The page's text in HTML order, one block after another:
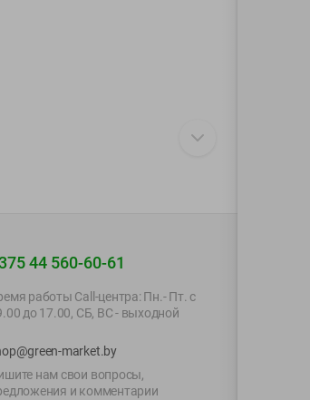
44 560-60-61
работы Call-центра: Пн.- Пт. с
до 17.00, СБ, ВС - выходной
market.by
нам свои вопросы,
и комментарии